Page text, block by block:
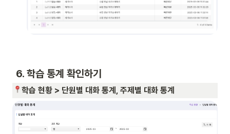
6. 학습 통계 확인하기
학습 현황 > 단원별 대화 통계, 주제별 대화 통계